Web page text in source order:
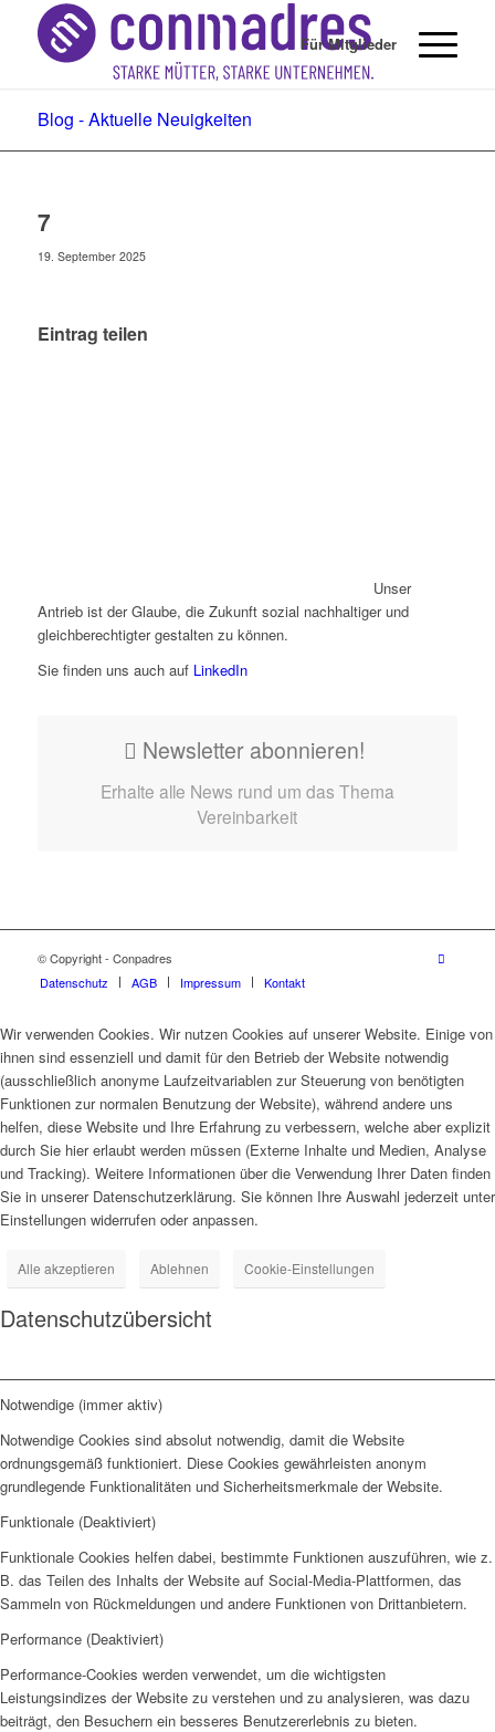
Für Mitglieder
Blog - Aktuelle Neuigkeiten
7
19. September 2025
Eintrag teilen
Unser
Antrieb ist der Glaube, die Zukunft sozial nachhaltiger und
gleichberechtigter gestalten zu können.
Sie finden uns auch auf LinkedIn
Newsletter abonnieren!
Erhalte alle News rund um das Thema
Vereinbarkeit
© Copyright - Conpadres
Datenschutz
AGB Impressum Kontakt
Wir verwenden Cookies. Wir nutzen Cookies auf unserer Website. Einige von
ihnen sind essenziell und damit für den Betrieb der Website notwendig
(ausschließlich anonyme Laufzeitvariablen zur Steuerung von benötigten
Funktionen zur normalen Benutzung der Website), während andere uns
helfen, diese Website und Ihre Erfahrung zu verbessern, welche aber explizit
durch Sie hier erlaubt werden müssen (Externe Inhalte und Medien, Analyse
und Tracking). Weitere Informationen über die Verwendung Ihrer Daten finden
Sie in unserer Datenschutzerklärung. Sie können Ihre Auswahl jederzeit unter
Einstellungen widerrufen oder anpassen.
Alle akzeptieren Ablehnen Cookie-Einstellungen
Datenschutzübersicht
Notwendige (immer aktiv)
Notwendige Cookies sind absolut notwendig, damit die Website
ordnungsgemäß funktioniert. Diese Cookies gewährleisten anonym
grundlegende Funktionalitäten und Sicherheitsmerkmale der Website.
Funktionale (Deaktiviert)
Funktionale Cookies helfen dabei, bestimmte Funktionen auszuführen, wie z.
B. das Teilen des Inhalts der Website auf Social-Media-Plattformen, das
Sammeln von Rückmeldungen und andere Funktionen von Drittanbietern.
Performance (Deaktiviert)
Performance-Cookies werden verwendet, um die wichtigsten
Leistungsindizes der Website zu verstehen und zu analysieren, was dazu
beiträgt, den Besuchern ein besseres Benutzererlebnis zu bieten.